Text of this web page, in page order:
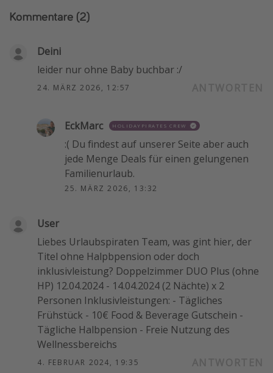
Kommentare (2)
Deini
leider nur ohne Baby buchbar :/
24. MÄRZ 2026, 12:57
EckMarc HOLIDAYPIRATES CREW
:( Du findest auf unserer Seite aber auch
jede Menge Deals für einen gelungenen
Familienurlaub.
25. MÄRZ 2026, 13:32
User
Liebes Urlaubspiraten Team, was gint hier, der
Titel ohne Halpbpension oder doch
inklusivleistung? Doppelzimmer DUO Plus (ohne
HP) 12.04.2024 - 14.04.2024 (2 Nächte) x 2
Personen Inklusivleistungen: - Tägliches
Frühstück - 10€ Food & Beverage Gutschein -
Tägliche Halbpension - Freie Nutzung des
Wellnessbereichs
4. FEBRUAR 2024, 19:35